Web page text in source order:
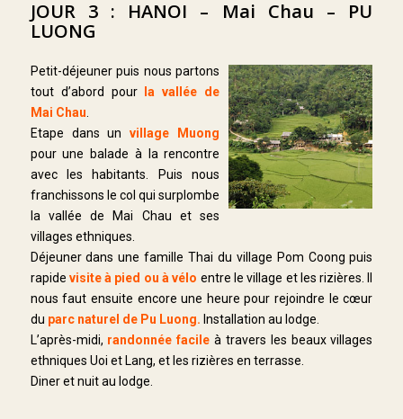
JOUR 3 : HANOI – Mai Chau – PU
LUONG
Petit-déjeuner puis nous partons
tout d’abord pourla vallée de
Mai Chau.
Etape dans unvillage Muong
pour une balade à la rencontre
avec les habitants. Puis nous
franchissons le col qui surplombe
la vallée de Mai Chau et ses
villages ethniques.
Déjeuner dans une famille Thai du village Pom Coong puis
rapide visite à pied ou à vélo entre le village et les rizières. Il
nous faut ensuite encore une heure pour rejoindre le cœur
du parc naturel de Pu Luong. Installation au lodge.
L’après-midi, randonnée facile à travers les beaux villages
ethniques Uoi et Lang, et les rizières en terrasse.
Diner et nuit au lodge.